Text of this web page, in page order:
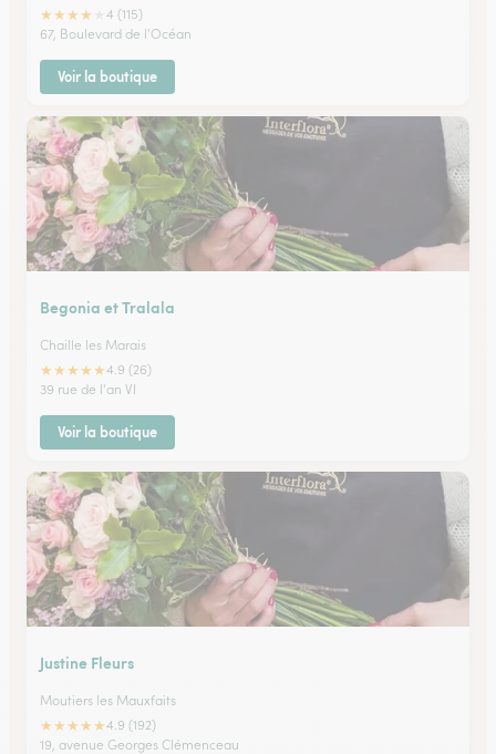
★★★★
4 (115)
67, Boulevard de l'Océan
Voir la boutique
Begonia et Tralala
Chaille les Marais
★★★★★4.9 (26)
39 rue de l'an VI
Voir la boutique
Justine Fleurs
Moutiers les Mauxfaits
★★★★★4.9 (192)
19, avenue Georges Clémenceau